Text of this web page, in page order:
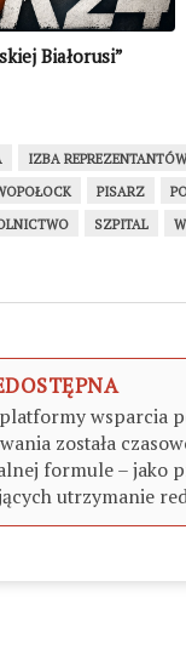
Białorusi”
IZBA REPREZENTANTÓW
PISARZ
SZPITAL
wsparcia
została
formule – jako
utrzymanie